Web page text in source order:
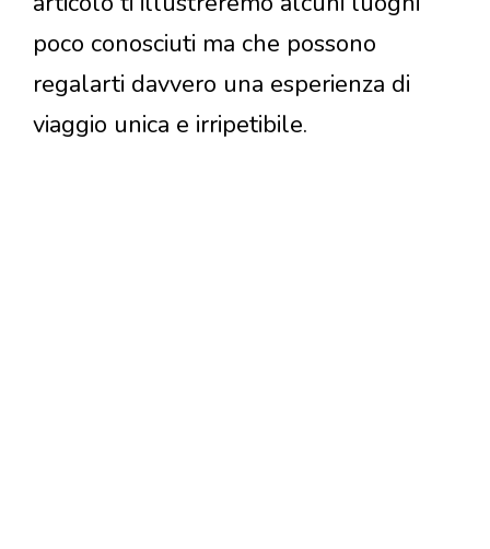
poco conosciuti ma che possono
regalarti davvero una esperienza di
viaggio unica e irripetibile.